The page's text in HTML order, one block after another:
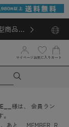
商品対
マイページ お気に入り カート
様は、
会員ラン
。
あと
__MEMBER_R